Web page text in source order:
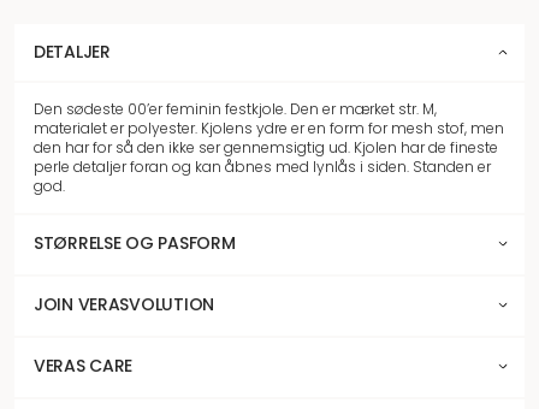
DETALJER
Den sødeste 00’er feminin festkjole. Den er mærket str. M,
materialet er polyester. Kjolens ydre er en form for mesh stof, men
den har for så den ikke ser gennemsigtig ud. Kjolen har de fineste
perle detaljer foran og kan åbnes med lynlås i siden. Standen er
god.
STØRRELSE OG PASFORM
JOIN VERASVOLUTION
VERAS CARE